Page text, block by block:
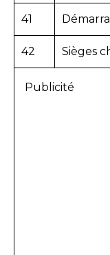
41
42 Sièges
Publicité